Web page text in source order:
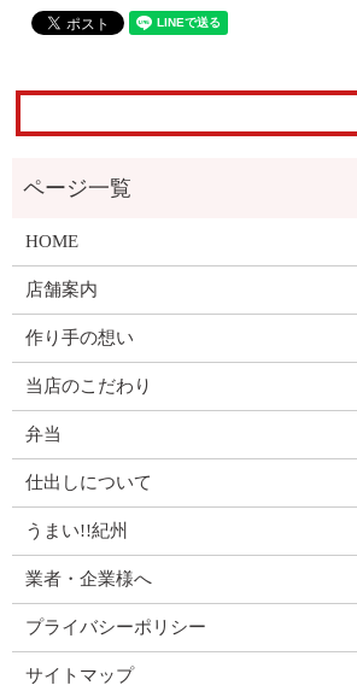
HOME
店舗案内
作り手の想い
当店のこだわり
弁当
仕出しについて
うまい!!紀州
業者・企業様へ
プライバシーポリシー
サイトマップ